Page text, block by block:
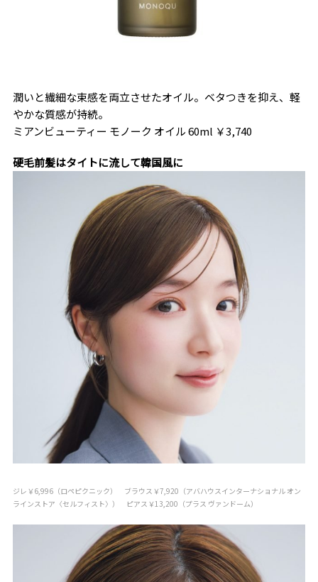
潤いと繊細な束感を両立させたオイル。ベタつきを抑え、軽
やかな質感が持続。
ミアンビューティー モノーク オイル 60ml ￥3,740
硬毛前髪はタイトに流して韓国風に
ジレ￥6,996（ロペピクニック） ブラウス￥7,920（アバハウスインターナショナル オン
ラインストア〈セルフィスト〉） ピアス￥13,200（プラス ヴァンドーム）